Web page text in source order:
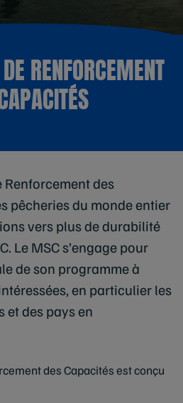
RENFORCEMENT
des
pêcheries du monde entier
vers plus de durabilité
Le MSC s’engage pour
de son programme à
en particulier les
et des pays en
des Capacités est conçu